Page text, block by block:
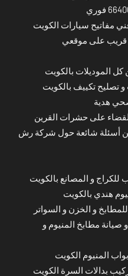
مفاتيح سيارات الكويت
الموديلات بالكويت
تصليح تكييف بالكويت
هدية
على حشرات القرين
أسئلة شائعة حول شركة رش
للكراج و المصانع بالكويت
هندي بالكويت
و الخزن و السواتر
مطابخ المنيوم و
المنيوم الكويت
بدالات السرة الكويت